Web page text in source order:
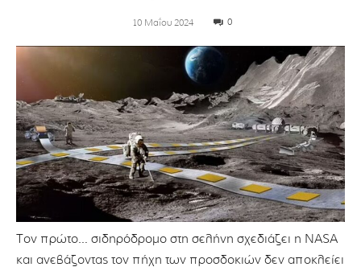
10 Μαΐου 2024 0
Τον πρώτο… σιδηρόδρομο στη σελήνη σχεδιάζει η ΝΑSA
και ανεβάζοντας τον πήχη των προσδοκιών δεν αποκλείει